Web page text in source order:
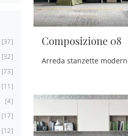
37
32
73
11
4
17
12
Composizione 08